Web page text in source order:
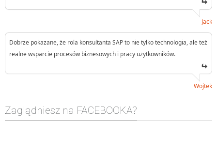
Jack
Dobrze pokazane, że rola konsultanta SAP to nie tylko technologia, ale też
realne wsparcie procesów biznesowych i pracy użytkowników.
Wojtek
Zaglądniesz na FACEBOOKA?